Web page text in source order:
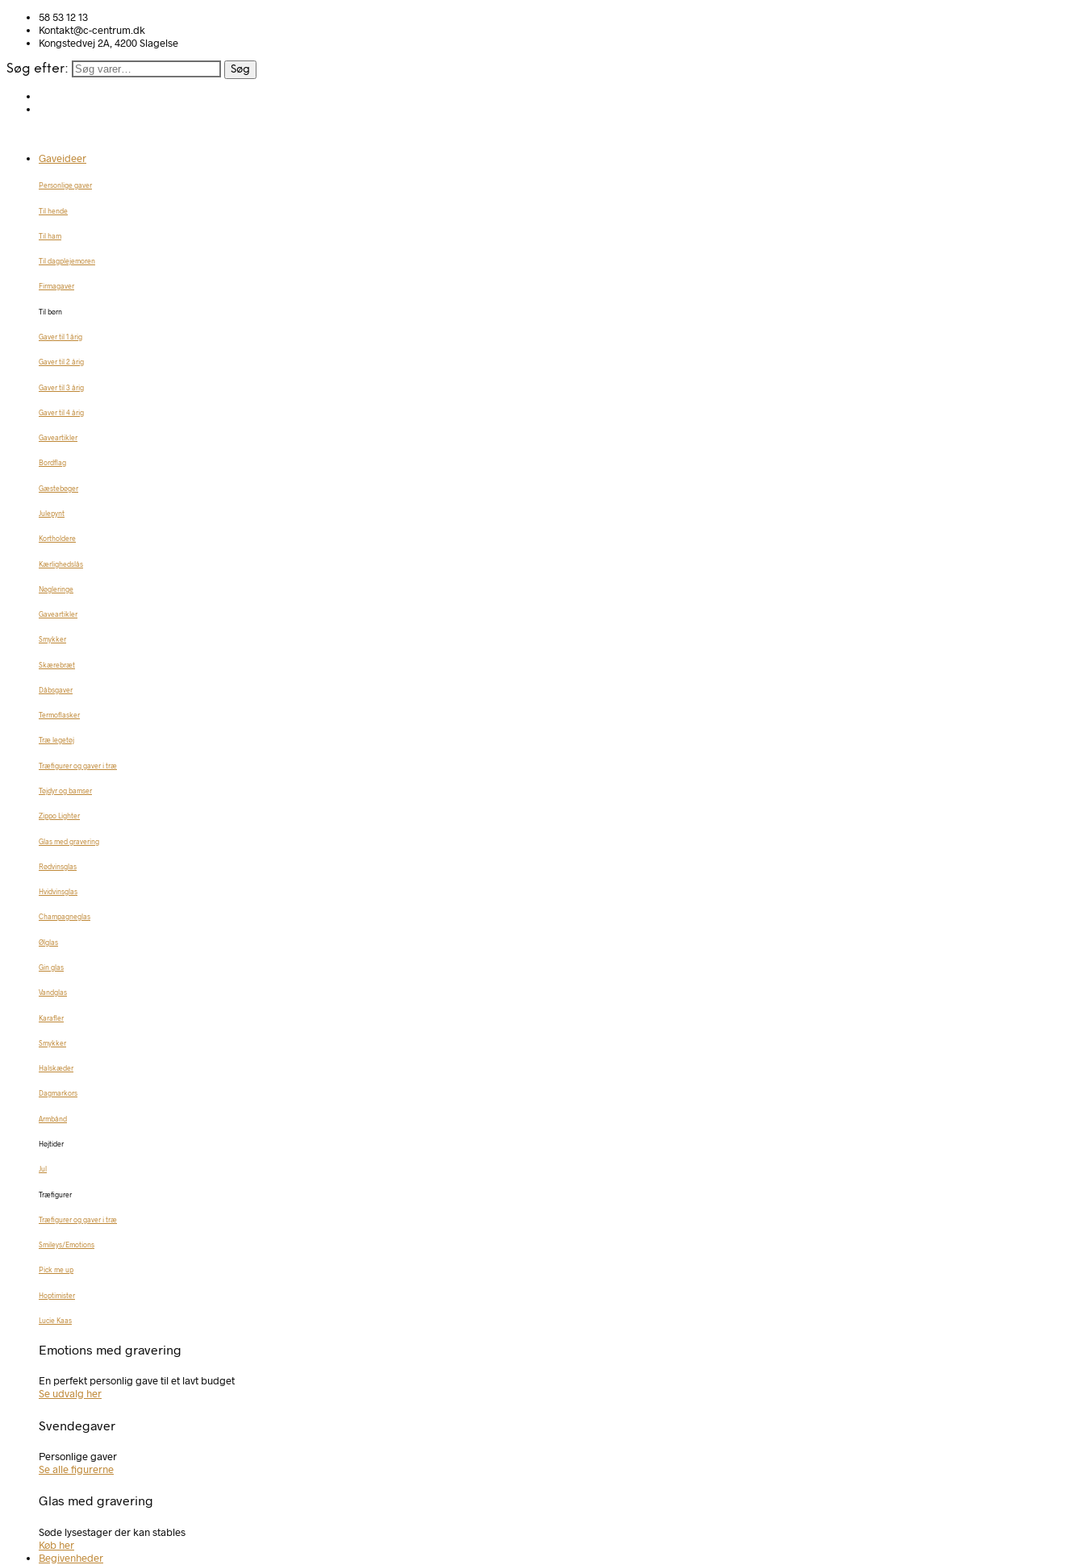
58 53 12 13
Kontakt@c-centrum.dk
Kongstedvej 2A, 4200 Slagelse
Søg efter: Søg
Gaveideer
Personlige gaver
Til hende
Til ham
Til dagplejemoren
Firmagaver
Til børn
Gaver til 1 årig
Gaver til 2 årig
Gaver til 3 årig
Gaver til 4 årig
Gaveartikler
Bordflag
Gæstebøger
Julepynt
Kortholdere
Kærlighedslås
Nøgleringe
Gaveartikler
Smykker
Skærebræt
Dåbsgaver
Termoflasker
Træ legetøj
Træfigurer og gaver i træ
Tøjdyr og bamser
Zippo Lighter
Glas med gravering
Rødvinsglas
Hvidvinsglas
Champagneglas
Ølglas
Gin glas
Vandglas
Karafler
Smykker
Halskæder
Dagmarkors
Armbånd
Højtider
Jul
Træfigurer
Træfigurer og gaver i træ
Smileys/Emotions
Pick me up
Hoptimister
Lucie Kaas
Emotions med gravering
En perfekt personlig gave til et lavt budget
Se udvalg her
Svendegaver
Personlige gaver
Se alle figurerne
Glas med gravering
Søde lysestager der kan stables
Køb her
Begivenheder